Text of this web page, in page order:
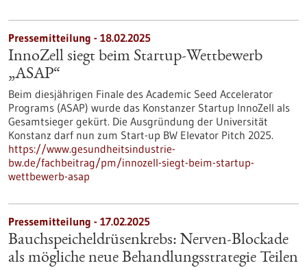
Pressemitteilung - 18.02.2025
InnoZell siegt beim Startup-Wettbewerb
„ASAP“
Beim diesjährigen Finale des Academic Seed Accelerator
Programs (ASAP) wurde das Konstanzer Startup InnoZell als
Gesamtsieger gekürt. Die Ausgründung der Universität
Konstanz darf nun zum Start-up BW Elevator Pitch 2025.
https://www.gesundheitsindustrie-
bw.de/fachbeitrag/pm/innozell-siegt-beim-startup-
wettbewerb-asap
Pressemitteilung - 17.02.2025
Bauchspeicheldrüsenkrebs: Nerven-Blockade
als mögliche neue Behandlungsstrategie Teilen